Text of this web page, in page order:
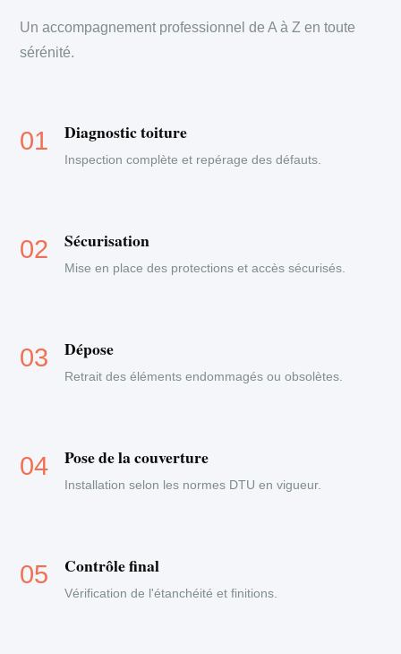
Un accompagnement professionnel de A à Z en toute
sérénité.
Diagnostic toiture
Inspection complète et repérage des défauts.
Sécurisation
Mise en place des protections et accès sécurisés.
Dépose
Retrait des éléments endommagés ou obsolètes.
Pose de la couverture
Installation selon les normes DTU en vigueur.
Contrôle final
Vérification de l'étanchéité et finitions.